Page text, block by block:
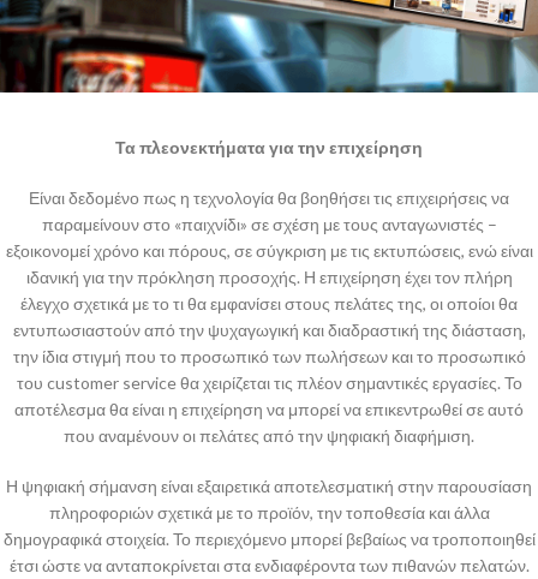
Τα πλεονεκτήματα για την επιχείρηση
Είναι δεδομένο πως η τεχνολογία θα βοηθήσει τις επιχειρήσεις να
παραμείνουν στο «παιχνίδι» σε σχέση με τους ανταγωνιστές –
εξοικονομεί χρόνο και πόρους, σε σύγκριση με τις εκτυπώσεις, ενώ είναι
ιδανική για την πρόκληση προσοχής. Η επιχείρηση έχει τον πλήρη
έλεγχο σχετικά με το τι θα εμφανίσει στους πελάτες της, οι οποίοι θα
εντυπωσιαστούν από την ψυχαγωγική και διαδραστική της διάσταση,
την ίδια στιγμή που το προσωπικό των πωλήσεων και το προσωπικό
του customer service θα χειρίζεται τις πλέον σημαντικές εργασίες. Το
αποτέλεσμα θα είναι η επιχείρηση να μπορεί να επικεντρωθεί σε αυτό
που αναμένουν οι πελάτες από την ψηφιακή διαφήμιση.
Η ψηφιακή σήμανση είναι εξαιρετικά αποτελεσματική στην παρουσίαση
πληροφοριών σχετικά με το προϊόν, την τοποθεσία και άλλα
δημογραφικά στοιχεία. Το περιεχόμενο μπορεί βεβαίως να τροποποιηθεί
έτσι ώστε να ανταποκρίνεται στα ενδιαφέροντα των πιθανών πελατών.